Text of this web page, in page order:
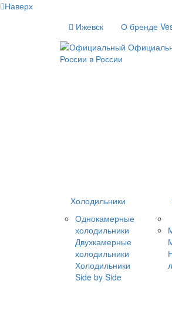
Наверх
Ижевск
О бренде
Холодильники
Однокамерные
холодильники
Двухкамерные
холодильники
Холодильники
Side by Side